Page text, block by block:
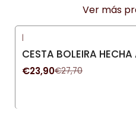
Ver más
-14% OFF
|
CESTA BOLEIRA
€23,90€27,70